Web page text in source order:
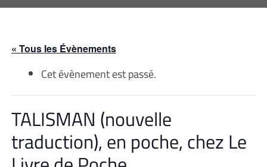
« Tous les Évènements
Cet évènement est passé.
TALISMAN (nouvelle
traduction), en poche, chez Le